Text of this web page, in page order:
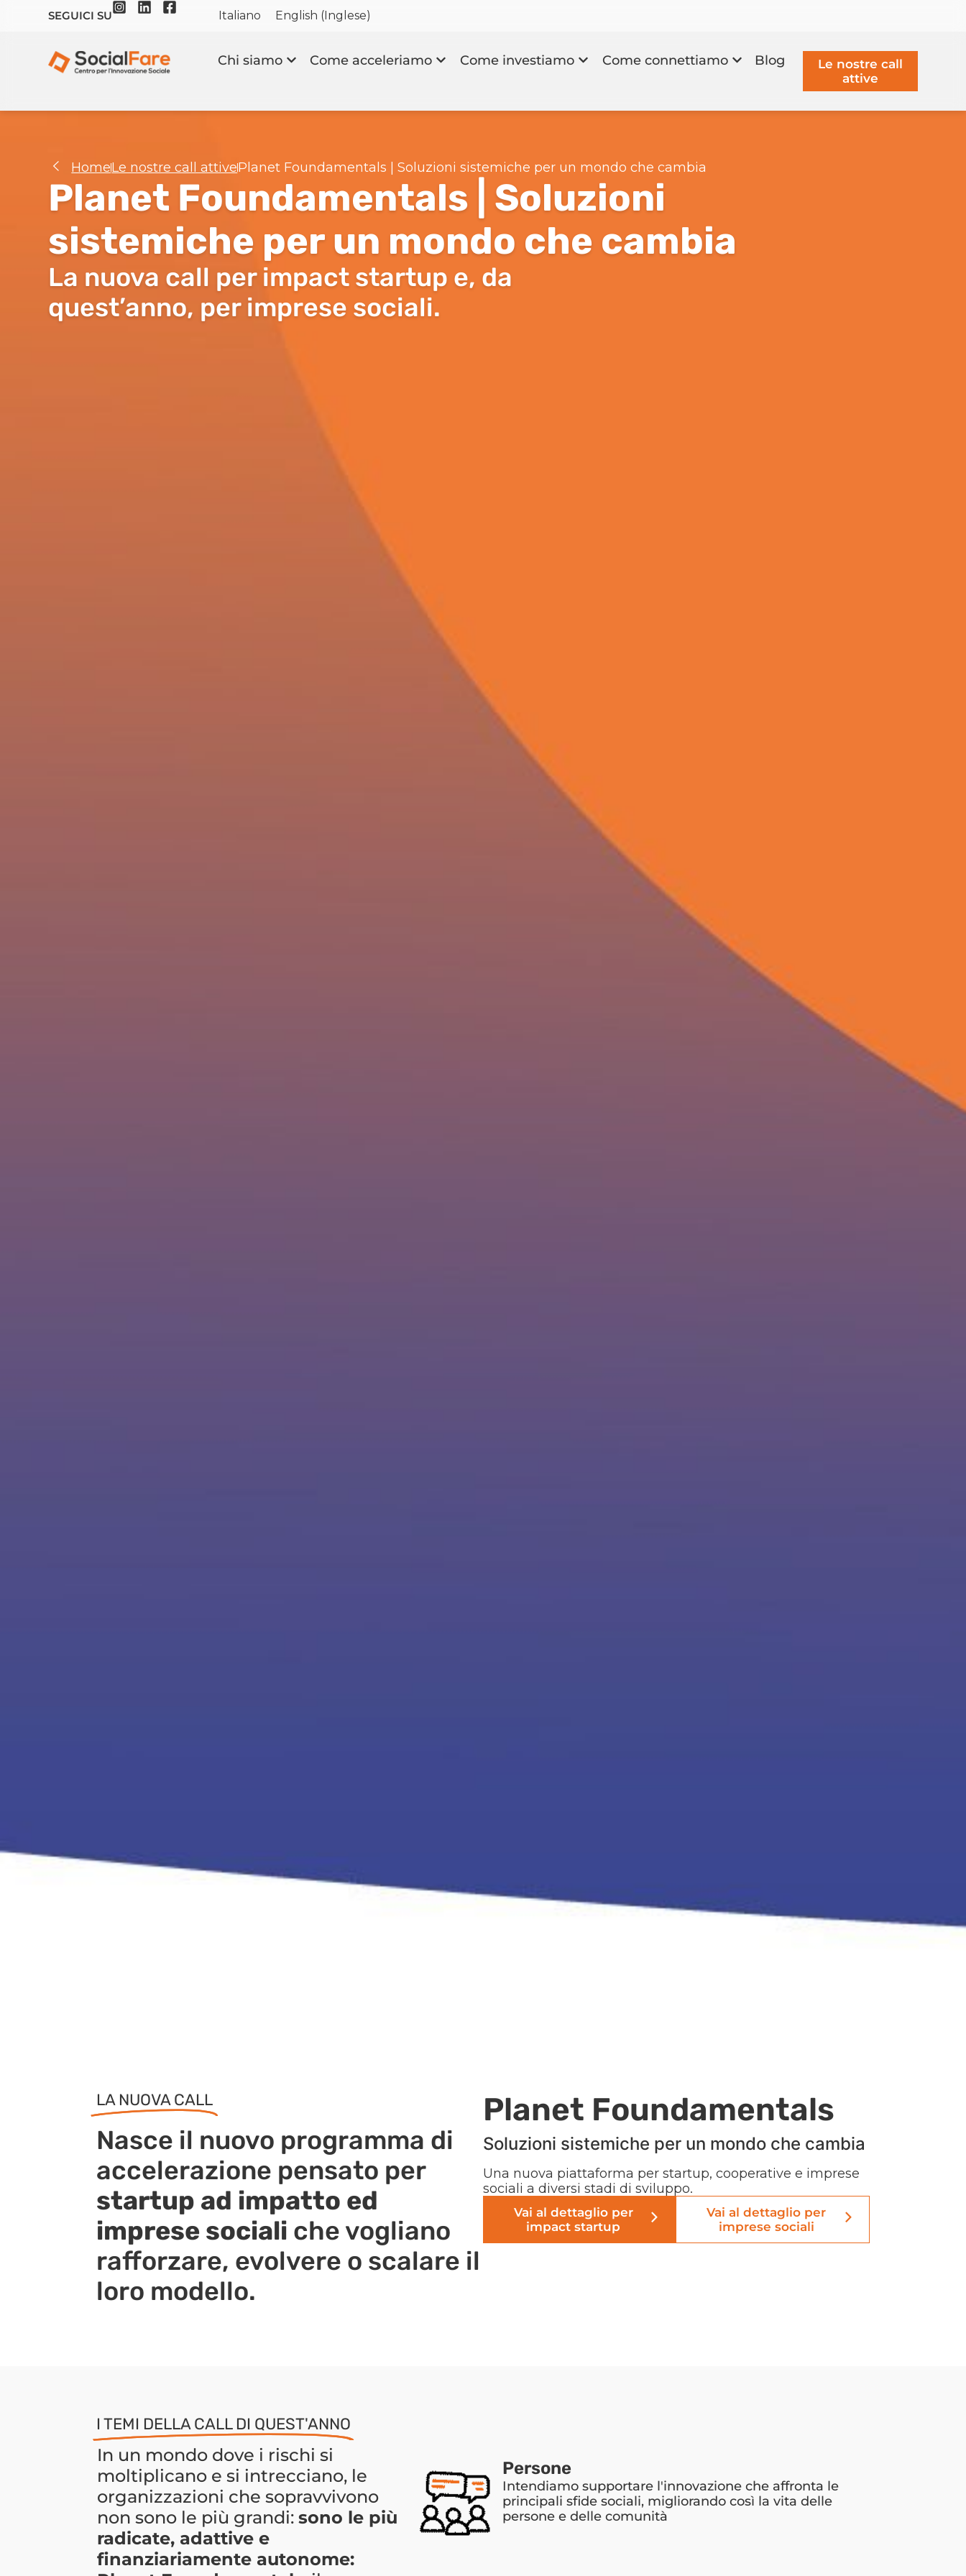
SEGUICI SU Italiano English (Inglese)
Chi siamo Come acceleriamo Come investiamo Come connettiamo Blog
Le nostre call
attive
HomeLe nostre call attivePlanet Foundamentals | Soluzioni sistemiche per un mondo che cambia
Planet Foundamentals | Soluzioni
sistemiche per un mondo che cambia
La nuova call per impact startup e, da
quest’anno, per imprese sociali.
LA NUOVA CALL
Nasce il nuovo programma di
accelerazione pensato per
startup ad impatto ed
imprese sociali che vogliano
rafforzare, evolvere o scalare il
loro modello.
Planet Foundamentals
Soluzioni sistemiche per un mondo che cambia
Una nuova piattaforma per startup, cooperative e imprese
sociali a diversi stadi di sviluppo.
Vai al dettaglio per
impact startup
Vai al dettaglio per
imprese sociali
I TEMI DELLA CALL DI QUEST'ANNO
In un mondo dove i rischi si
moltiplicano e si intrecciano, le
organizzazioni che sopravvivono
non sono le più grandi:sono le più
radicate, adattive e
finanziariamente autonome:
Persone
Intendiamo supportare l'innovazione che affronta le
principali sfide sociali, migliorando così la vita delle
persone e delle comunità